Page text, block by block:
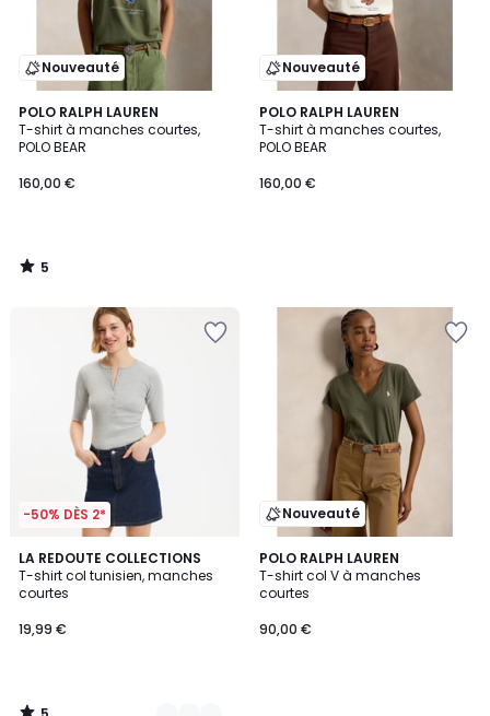
Nouveauté
POLO RALPH LAUREN
T-shirt à manches courtes,
POLO BEAR
160,00 €
5
/
5
5
/
Nouveauté
POLO RALPH LAUREN
T-shirt à manches courtes,
POLO BEAR
160,00 €
-50% DÈS 2*
LA REDOUTE COLLECTIONS
T-shirt col tunisien, manches
courtes
19,99 €
5
/
5
3
Couleurs
Nouveauté
POLO RALPH LAUREN
T-shirt col V à manches
courtes
90,00 €